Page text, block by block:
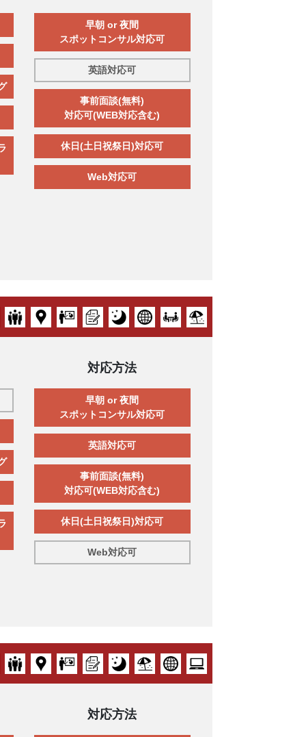
早朝 or 夜間
スポットコンサル対応可
英語対応可
事前面談(無料)
対応可(WEB対応含む)
休日(土日祝祭日)対応可
Web対応可
対応方法
早朝 or 夜間
スポットコンサル対応可
英語対応可
事前面談(無料)
対応可(WEB対応含む)
休日(土日祝祭日)対応可
Web対応可
対応方法